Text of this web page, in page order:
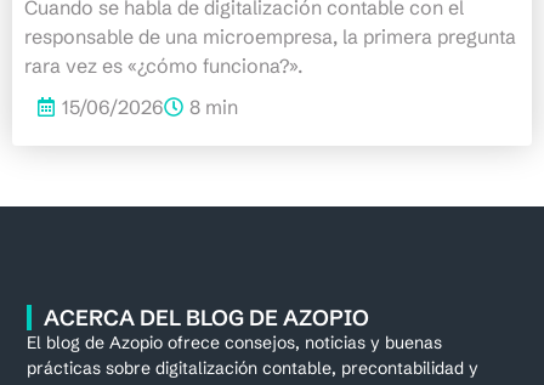
Cuando se habla de digitalización contable con el
responsable de una microempresa, la primera pregunta
rara vez es «¿cómo funciona?».
15/06/2026
8 min
ACERCA DEL BLOG DE AZOPIO
El blog de Azopio ofrece consejos, noticias y buenas
prácticas sobre digitalización contable, precontabilidad y